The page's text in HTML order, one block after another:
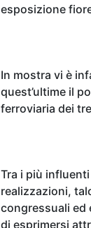
esposizione
In mostra vi è
quest’ultime il
ferroviaria dei
Tra i più
realizzazioni,
congressuali ed
di esprimersi